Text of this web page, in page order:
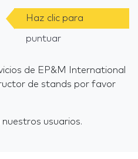
Haz clic para
puntuar
de EP&M International
de stands por favor
nuestros usuarios.